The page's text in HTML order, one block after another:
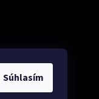
Súhlasím